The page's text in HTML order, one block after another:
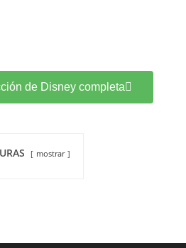
de Disney completa
mostrar